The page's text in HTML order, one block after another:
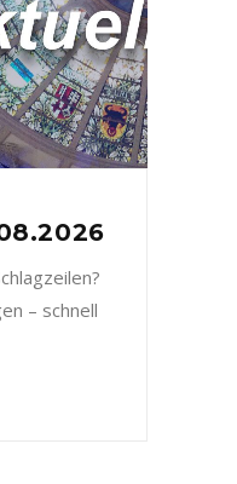
– schnell